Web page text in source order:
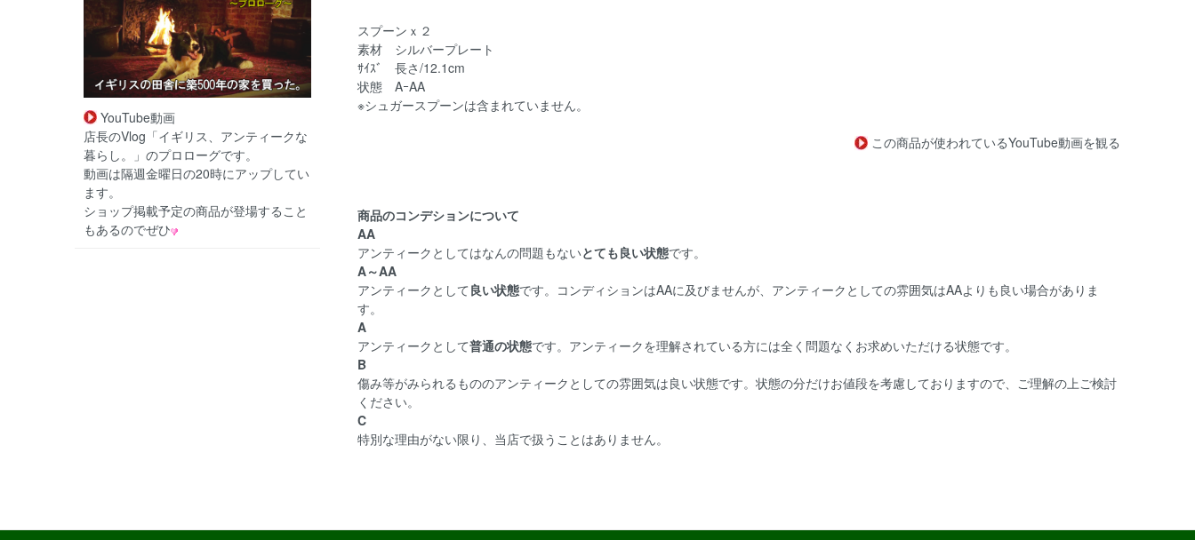
スプーンｘ２
素材 シルバープレート
ｻｲｽﾞ 長さ/12.1cm
状態 AｰAA
※シュガースプーンは含まれていません。
この商品が使われているYouTube動画を観る
商品のコンデションについて
AA
アンティークとしてはなんの問題もないとても良い状態です。
A～AA
アンティークとして 良い状態です。コンディションはAAに及びませんが、アンティークとしての雰囲気はAAよりも良い場合がありま
す。
A
アンティークとして普通の状態です。アンティークを理解されている方には全く問題なくお求めいただける状態です。
B
傷み等がみられるもののアンティークとしての雰囲気は良い状態です。状態の分だけお値段を考慮しておりますので、ご理解の上ご検討
ください。
C
特別な理由がない限り、当店で扱うことはありません。
YouTube動画
店長のVlog「イギリス、アンティークな
暮らし。」のプロローグです。
動画は隔週金曜日の20時にアップしてい
ます。
ショップ掲載予定の商品が登場すること
もあるのでぜひ